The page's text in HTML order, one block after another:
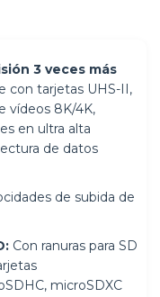
3 veces más
con tarjetas UHS-II,
vídeos 8K/4K,
en ultra alta
de datos
de subida de
Con ranuras para SD
microSDXC